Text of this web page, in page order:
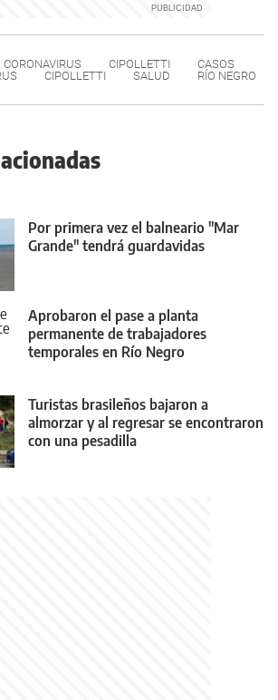
CORONAVIRUS CIPOLLETTI
CASOS
CIPOLLETTI SALUD RÍO NEGRO
Por primera vez el balneario "Mar
Grande" tendrá guardavidas
Aprobaron el pase a planta
permanente de trabajadores
temporales en Río Negro
Turistas brasileños bajaron a
almorzar y al regresar se encontraron
con una pesadilla